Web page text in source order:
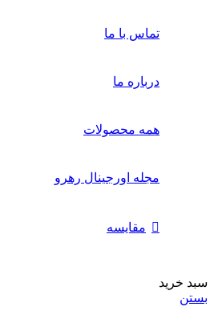
تماس با ما
درباره ما
همه محصولات
مجله اورجینال رهرو
مقایسه
سبد خرید
بستن